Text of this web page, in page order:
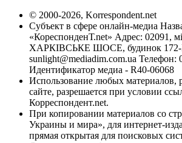
© 2000-2026, Korrespondent.net
Субъект в сфере онлайн-медиа
«КореспонденТ.net» Адрес: 02091,
ХАРКІВСЬКЕ ШОСЕ, будинок 172-
sunlight@mediadim.com.ua Телефон:
Идентификатор медиа - R40-06068
Использование любых материалов,
сайте, разрешается при условии
Корреспондент.net.
При копировании материалов со
Украины и мира», для интернет-
прямая открытая для поисковых